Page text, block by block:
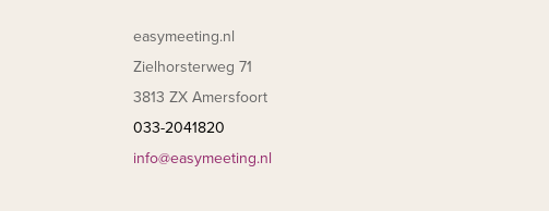
easymeeting.nl
Zielhorsterweg 71
3813 ZX Amersfoort
033-2041820
info@easymeeting.nl